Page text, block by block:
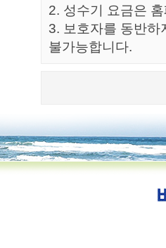
2. 성수기 요금은
3. 보호자를 동반하
불가능합니다.